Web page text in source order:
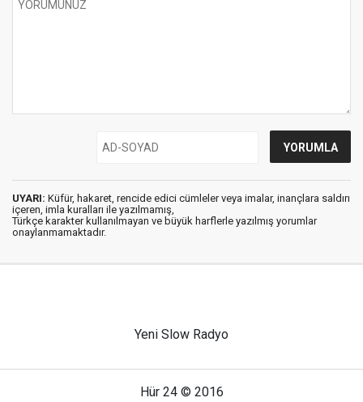
UYARI: Küfür, hakaret, rencide edici cümleler veya imalar, inançlara saldırı
içeren, imla kuralları ile yazılmamış,
Türkçe karakter kullanılmayan ve büyük harflerle yazılmış yorumlar
onaylanmamaktadır.
Yeni Slow Radyo
Hür 24 © 2016